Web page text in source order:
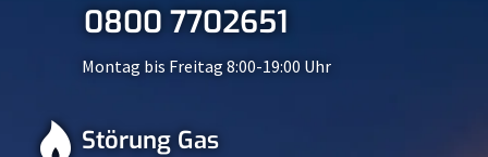
0800 7702651
Montag bis Freitag 8:00-19:00 Uhr
Störung Gas